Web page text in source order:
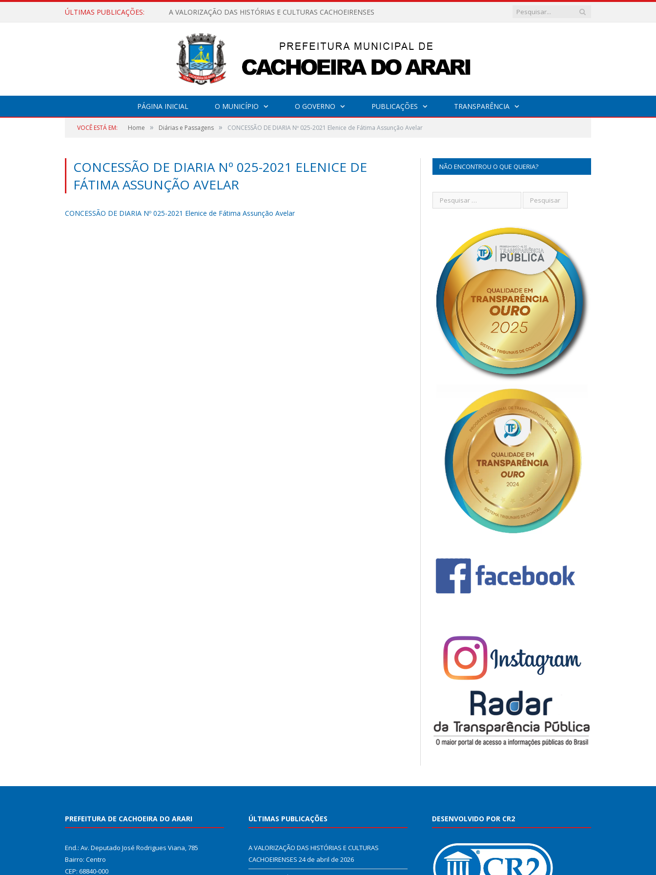
ÚLTIMAS PUBLICAÇÕES: A VALORIZAÇÃO DAS HISTÓRIAS E CULTURAS CACHOEIRENSES
PÁGINA INICIAL O MUNICÍPIO O GOVERNO PUBLICAÇÕES TRANSPARÊNCIA
VOCÊ ESTÁ EM: Home » Diárias e Passagens » CONCESSÃO DE DIARIA Nº 025-2021 Elenice de Fátima Assunção Avelar
CONCESSÃO DE DIARIA Nº 025-2021 ELENICE DE
FÁTIMA ASSUNÇÃO AVELAR
CONCESSÃO DE DIARIA Nº 025-2021 Elenice de Fátima Assunção Avelar
NÃO ENCONTROU O QUE QUERIA?
PREFEITURA DE CACHOEIRA DO ARARI
End.: Av. Deputado José Rodrigues Viana, 785
Bairro: Centro
CEP: 68840-000
ÚLTIMAS PUBLICAÇÕES
A VALORIZAÇÃO DAS HISTÓRIAS E CULTURAS
CACHOEIRENSES 24 de abril de 2026
DESENVOLVIDO POR CR2